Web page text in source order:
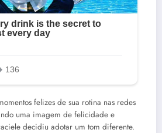
felizes de sua rotina nas redes
uma imagem de felicidade e
decidiu adotar um tom diferente.